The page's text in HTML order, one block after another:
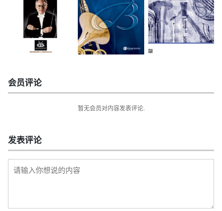
会员评论
暂无会员对内容发表评论.
发表评论